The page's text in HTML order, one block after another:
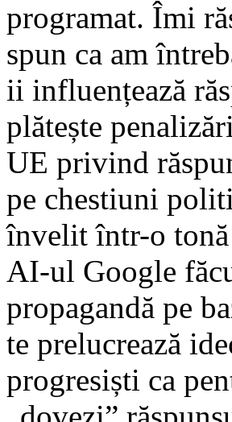
programat. Îmi
spun ca am
ii influențează
plătește
UE privind
pe chestiuni
învelit într-o tonă
AI-ul Google
propagandă pe
te prelucrează
progresiști ca